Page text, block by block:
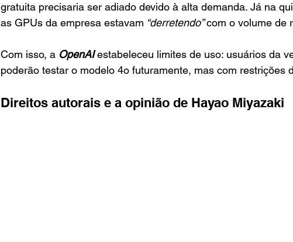
gratuita precisaria ser adiado devido à alta demanda. Já na
as GPUs da empresa estavam “derretendo” com o volume de
Com isso, a OpenAI estabeleceu limites de uso: usuários da
poderão testar o modelo 4o futuramente, mas com restrições
Direitos autorais e a opinião de Hayao Miyazaki